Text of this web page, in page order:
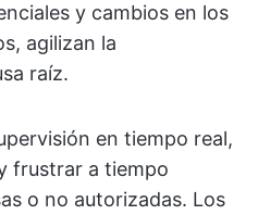
y cambios en los
agilizan la
raíz.
en tiempo real,
frustrar a tiempo
o no autorizadas. Los